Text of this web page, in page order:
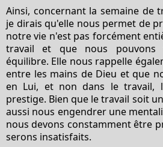
Ainsi, concernant la semaine de
je dirais qu'elle nous permet de
notre vie n'est pas forcément
travail et que nous pouvons
équilibre. Elle nous rappelle
entre les mains de Dieu et que
en Lui, et non dans le travail,
prestige. Bien que le travail soit
aussi nous engendrer une
nous devons constamment être
serons insatisfaits.